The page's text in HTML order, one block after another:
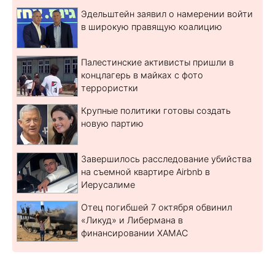
Эдельштейн заявил о намерении войти
в широкую правящую коалицию
Палестинские активисты пришли в
концлагерь в майках с фото
террористки
Крупные политики готовы создать
новую партию
Завершилось расследование убийства
на съемной квартире Airbnb в
Иерусалиме
Отец погибшей 7 октября обвинил
«Ликуд» и Либермана в
финансировании ХАМАС